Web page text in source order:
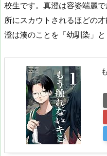
校生です。真澄は容姿端麗
所にスカウトされるほどの
澄は湊のことを「幼馴染」と